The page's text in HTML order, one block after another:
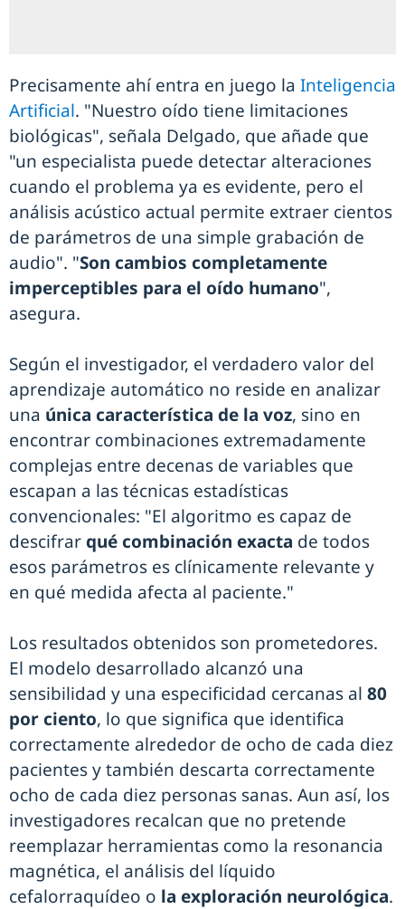
Precisamente ahí entra en juego la Inteligencia
Artificial. "Nuestro oído tiene limitaciones
biológicas", señala Delgado, que añade que
"un especialista puede detectar alteraciones
cuando el problema ya es evidente, pero el
análisis acústico actual permite extraer cientos
de parámetros de una simple grabación de
audio". "Son cambios completamente
imperceptibles para el oído humano",
asegura.
Según el investigador, el verdadero valor del
aprendizaje automático no reside en analizar
una única característica de la voz, sino en
encontrar combinaciones extremadamente
complejas entre decenas de variables que
escapan a las técnicas estadísticas
convencionales: "El algoritmo es capaz de
descifrar qué combinación exacta de todos
esos parámetros es clínicamente relevante y
en qué medida afecta al paciente."
Los resultados obtenidos son prometedores.
El modelo desarrollado alcanzó una
sensibilidad y una especificidad cercanas al 80
por ciento, lo que significa que identifica
correctamente alrededor de ocho de cada diez
pacientes y también descarta correctamente
ocho de cada diez personas sanas. Aun así, los
investigadores recalcan que no pretende
reemplazar herramientas como la resonancia
magnética, el análisis del líquido
cefalorraquídeo o la exploración neurológica.